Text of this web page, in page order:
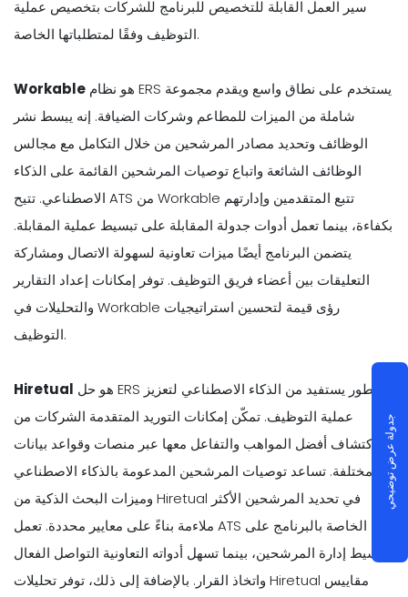
سير العمل القابلة للتخصيص للبرنامج للشركات بتخصيص عملية
التوظيف وفقًا لمتطلباتها الخاصة.
Workable
شاملة من الميزات للمطاعم وشركات الضيافة. إنه يبسط نشر
الوظائف وتحديد مصادر المرشحين من خلال التكامل مع مجالس
الوظائف الشائعة واتباع توصيات المرشحين القائمة على الذكاء
الاصطناعي. تتيح ATS من Workable تتبع المتقدمين وإدارتهم
بكفاءة، بينما تعمل أدوات جدولة المقابلة على تبسيط عملية المقابلة.
يتضمن البرنامج أيضًا ميزات تعاونية لسهولة الاتصال ومشاركة
التعليقات بين أعضاء فريق التوظيف. توفر إمكانات إعداد التقارير
والتحليلات في Workable رؤى قيمة لتحسين استراتيجيات
التوظيف.
Hiretual
عملية التوظيف. تمكّن إمكانات التوريد المتقدمة الشركات من
اكتشاف أفضل المواهب والتفاعل معها عبر منصات وقواعد بيانات
مختلفة. تساعد توصيات المرشحين المدعومة بالذكاء الاصطناعي
وميزات البحث الذكية من Hiretual في تحديد المرشحين الأكثر
ملاءمة بناءً على معايير محددة. تعمل ATS الخاصة بالبرنامج على
تبسيط إدارة المرشحين، بينما تسهل أدواته التعاونية التواصل الفعال
واتخاذ القرار. بالإضافة إلى ذلك، توفر تحليلات Hiretual مقاييس
جدولة عرض توضيحي